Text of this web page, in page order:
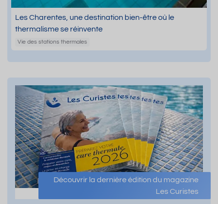
Les Charentes, une destination bien-être où le
thermalisme se réinvente
Vie des stations thermales
Découvrir la dernière édition du magazine
Les Curistes